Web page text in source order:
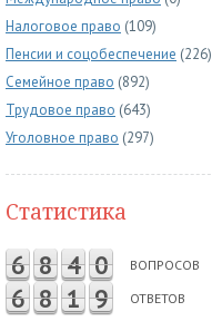
Налоговое право (109)
Пенсии и соцобеспечение (226)
Семейное право (892)
Трудовое право (643)
Уголовное право (297)
Статистика
6 8 4 0 ВОПРОСОВ
6 8 1 9 ОТВЕТОВ